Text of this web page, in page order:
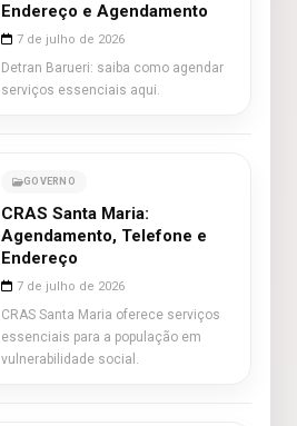
Endereço e Agendamento
7 de julho de 2026
Detran Barueri: saiba como agendar
serviços essenciais aqui.
GOVERNO
CRAS Santa Maria:
Agendamento, Telefone e
Endereço
7 de julho de 2026
CRAS Santa Maria oferece serviços
essenciais para a população em
vulnerabilidade social.